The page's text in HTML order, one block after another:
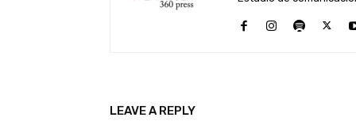
LEAVE A REPLY